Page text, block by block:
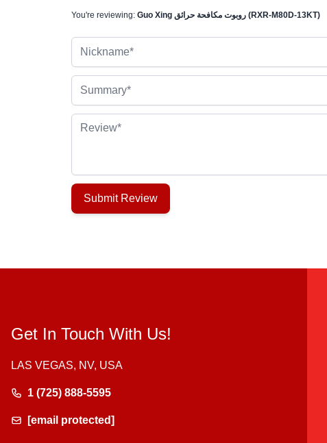
You're reviewing: Guo Xing روبوت مكافحة حرائق (RXR-M80D-13KT)
Review
Submit Review
Get In Touch With Us!
LAS VEGAS, NV, USA
1 (725) 888-5595
[email protected]